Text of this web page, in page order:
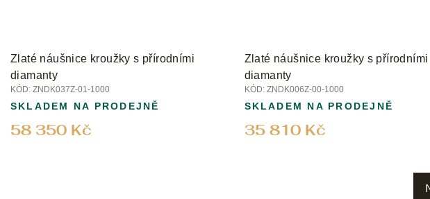
Zlaté náušnice kroužky s přírodními
diamanty
KÓD: ZNDK037Z-01-1000
58 350 Kč
SKLADEM NA PRODEJNĚ
Zlaté náušnice kroužky s přírodními
diamanty
KÓD: ZNDK006Z-00-1000
35 810 Kč
SKLADEM NA PRODEJNĚ